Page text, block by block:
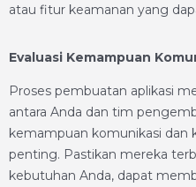
atau fitur keamanan yang
Evaluasi Kemampuan
Proses pembuatan aplikasi
antara Anda dan tim
kemampuan komunikasi dan
penting. Pastikan mereka
kebutuhan Anda, dapat